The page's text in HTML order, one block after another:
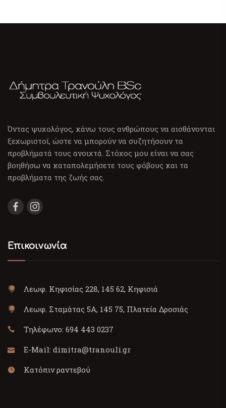
Όντας ψυχολόγος, κάνω τους ανθρώπους να αισθάνονται
ξεχωριστοί, ώστε να μπορούν να συζητήσουν τα
προβλήματά τους ανοιχτά. Στόχος μου είναι να σας
βοηθήσω να καταπολεμήσετε τους φόβους και τα
προβλήματα της ζωής σας.
Επικοινωνία
Λεωφ. Κηφισίας 228, 145 62, Κηφισιά
Λεωφ. Σταμάτας 5Α, 145 75, Πλατεία Δροσιάς
Τηλέφωνο: 694 443 0237
E-Mail: dimitra@tranouli.gr
Κατόπιν ραντεβού